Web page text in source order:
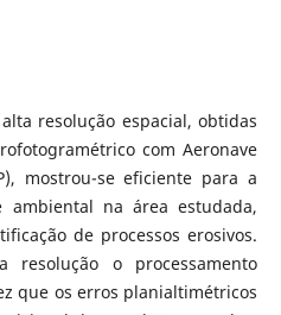
resolução espacial, obtidas
com Aeronave
mostrou-se eficiente para a
ambiental na área estudada,
de processos erosivos.
resolução o processamento
que os erros planialtimétricos